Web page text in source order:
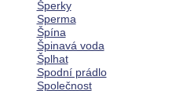
Šperky
Sperma
Špína
Špinavá voda
Šplhat
Spodní prádlo
Společnost